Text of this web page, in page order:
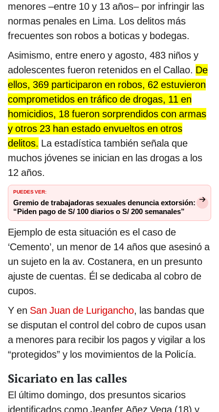
menores –entre 10 y 13 años– por infringir las
normas penales en Lima. Los delitos más
frecuentes son robos a boticas y bodegas.
Asimismo, entre enero y agosto, 483 niños y
adolescentes fueron retenidos en el Callao. De
ellos, 369 participaron en robos, 62 estuvieron
comprometidos en tráfico de drogas, 11 en
homicidios, 18 fueron sorprendidos con armas
y otros 23 han estado envueltos en otros
delitos. La estadística también señala que
muchos jóvenes se inician en las drogas a los
12 años.
PUEDES VER:
Gremio de trabajadoras sexuales denuncia extorsión:
“Piden pago de S/ 100 diarios o S/ 200 semanales”
Ejemplo de esta situación es el caso de
‘Cemento’, un menor de 14 años que asesinó a
un sujeto en la av. Costanera, en un presunto
ajuste de cuentas. Él se dedicaba al cobro de
cupos.
Y en San Juan de Lurigancho, las bandas que
se disputan el control del cobro de cupos usan
a menores para recibir los pagos y vigilar a los
“protegidos” y los movimientos de la Policía.
Sicariato en las calles
El último domingo, dos presuntos sicarios
identificados como Jeanfer Añez Vega (18) y